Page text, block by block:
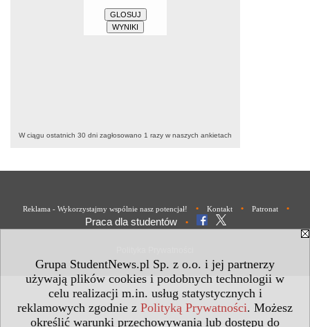
Grupa StudentNews.pl Sp. z o.o. i jej partnerzy
używają plików cookies i podobnych technologii w
celu realizacji m.in. usług statystycznych i
reklamowych zgodnie z Polityką Prywatności. Możesz
określić warunki przechowywania lub dostępu do
W ciągu ostatnich 30 dni zagłosowano 1 razy w naszych ankietach
Reklama - Wykorzystajmy wspólnie nasz potencjał! • Kontakt • Patronat •
Praca dla studentów •